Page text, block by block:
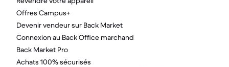
Offres Campus+
Devenir vendeur sur Back Market
Connexion au Back Office marchand
Back Market Pro
Achats 100% sécurisés